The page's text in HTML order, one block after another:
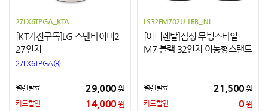
27LX6TPGA_KTA
[KT가전구독]LG 스탠바이미2
27인치
27LX6TPGA(R)
월렌탈료 29,000원
카드할인 14,000원
LS32FM702U-1BB_INI
[이니렌탈]삼성 무빙스타일
M7 블랙 32인치 이동형스탠드
월렌탈료 21,500원
카드할인 0원